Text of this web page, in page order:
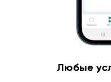
Любые